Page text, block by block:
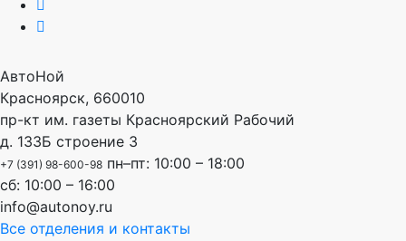
АвтоНой
Красноярск, 660010
пр-кт им. газеты Красноярский Рабочий
д. 133Б строение 3
+7 (391) 98-600-98 пн–пт: 10:00 – 18:00
сб: 10:00 – 16:00
info@autonoy.ru
Все отделения и контакты